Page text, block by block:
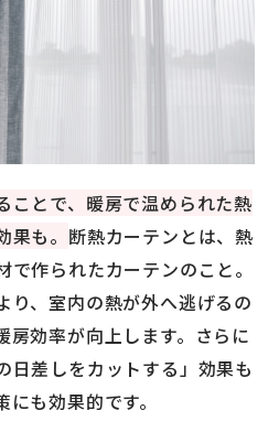
ことで、暖房で温められた熱
も。 断熱カーテンとは、熱
作られたカーテンのこと。
り、室内の熱が外へ逃げるの
房効率が向上します。さらに
日差しをカットする」効果も
も効果的です。